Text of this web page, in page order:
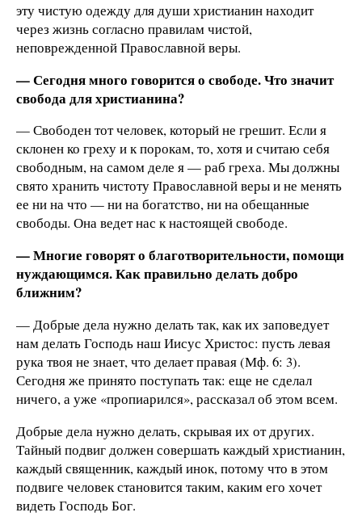
эту чистую одежду для души христианин находит
через жизнь согласно правилам чистой,
неповрежденной Православной веры.
— Сегодня много говорится о свободе. Что значит
свобода для христианина?
— Свободен тот человек, который не грешит. Если я
склонен ко греху и к порокам, то, хотя и считаю себя
свободным, на самом деле я — раб греха. Мы должны
свято хранить чистоту Православной веры и не менять
ее ни на что — ни на богатство, ни на обещанные
свободы. Она ведет нас к настоящей свободе.
— Многие говорят о благотворительности, помощи
нуждающимся. Как правильно делать добро
ближним?
— Добрые дела нужно делать так, как их заповедует
нам делать Господь наш Иисус Христос: пусть левая
рука твоя не знает, что делает правая (Мф. 6: 3).
Сегодня же принято поступать так: еще не сделал
ничего, а уже «пропиарился», рассказал об этом всем.
Добрые дела нужно делать, скрывая их от других.
Тайный подвиг должен совершать каждый христианин,
каждый священник, каждый инок, потому что в этом
подвиге человек становится таким, каким его хочет
видеть Господь Бог.